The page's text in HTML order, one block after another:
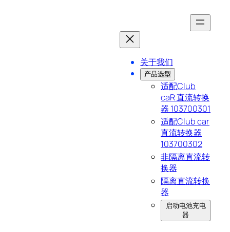
关于我们
产品选型
适配Club
caR 直流转换
器 103700301
适配Club car
直流转换器
103700302
非隔离直流转
换器
隔离直流转换
器
启动电池充电
器